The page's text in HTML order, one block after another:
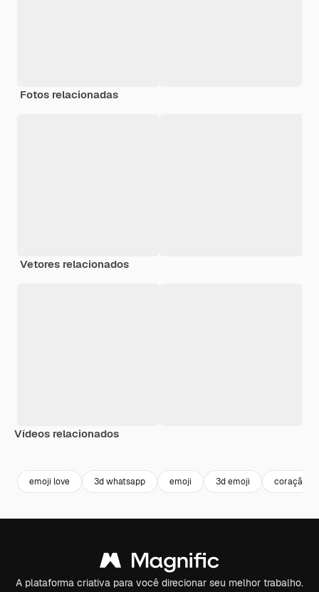
Fotos relacionadas
Vetores relacionados
Vídeos relacionados
emoji love 3d whatsapp emoji 3d emoji coração
A plataforma criativa para você direcionar seu melhor trabalho.